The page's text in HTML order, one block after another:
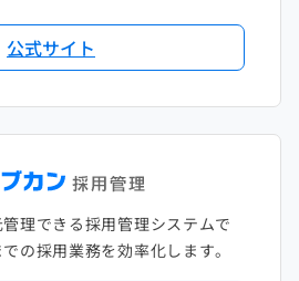
公式サイト
理できる採用管理システムで
の採用業務を効率化します。